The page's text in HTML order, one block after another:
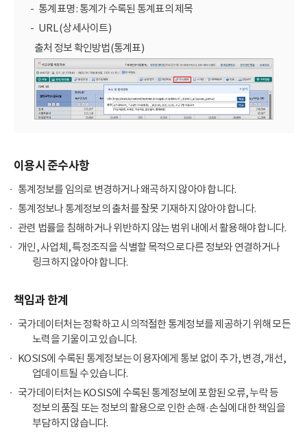
통계표명 : 통계가 수록된 통계표의 제목
URL (상세사이트)
출처 정보 확인방법(통계표)
이용시 준수사항
통계정보를 임의로 변경하거나 왜곡하지 않아야 합니다.
통계정보나 통계정보의 출처를 잘못 기재하지 않아야 합니다.
관련 법률을 침해하거나 위반하지 않는 범위 내에서 활용해야 합니다.
개인, 사업체, 특정조직을 식별할 목적으로 다른 정보와 연결하거나
링크하지 않아야 합니다.
책임과 한계
국가데이터처는 정확하고 시의적절한 통계정보를 제공하기 위해 모든
노력을 기울이고 있습니다.
KOSIS에 수록된 통계정보는 이용자에게 통보 없이 추가, 변경, 개선,
업데이트될 수 있습니다.
국가데이터처는 KOSIS에 수록된 통계정보에 포함된 오류, 누락 등
정보의 품질 또는 정보의 활용으로 인한 손해·손실에 대한 책임을
부담하지 않습니다.